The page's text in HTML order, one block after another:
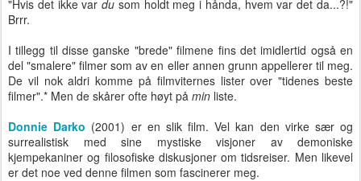
"Hvis det ikke vardu som holdt meg i hånda, hvem var det da...?!"
Brrr.
I tillegg til disse ganske "brede" filmene fins det imidlertid også en
del "smalere" filmer som av en eller annen grunn appellerer til meg.
De vil nok aldri komme på filmviternes lister over "tidenes beste
filmer".* Men de skårer ofte høyt på min liste.
Donnie Darko (2001) er en slik film. Vel kan den virke sær og
surrealistisk med sine mystiske visjoner av demoniske
kjempekaniner og filosofiske diskusjoner om tidsreiser. Men likevel
er det noe ved denne filmen som fascinerer meg.